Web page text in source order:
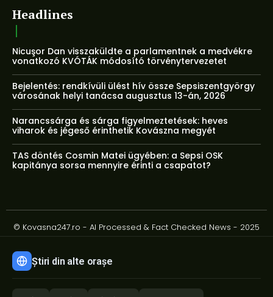
Headlines
Nicuşor Dan visszaküldte a parlamentnek a medvékre
vonatkozó KVÓTÁK módosító törvénytervezetet
Bejelentés: rendkívüli ülést hív össze Sepsiszentgyörgy
városának helyi tanácsa augusztus 13-án, 2026
Narancssárga és sárga figyelmeztetések: heves
viharok és jégeső érinthetik Kovászna megyét
TAS döntés Cosmin Matei ügyében: a Sepsi OSK
kapitánya sorsa mennyire érinti a csapatot?
© Kovasna247.ro - AI Processed & Fact Checked News - 2025
Știri din alte orașe